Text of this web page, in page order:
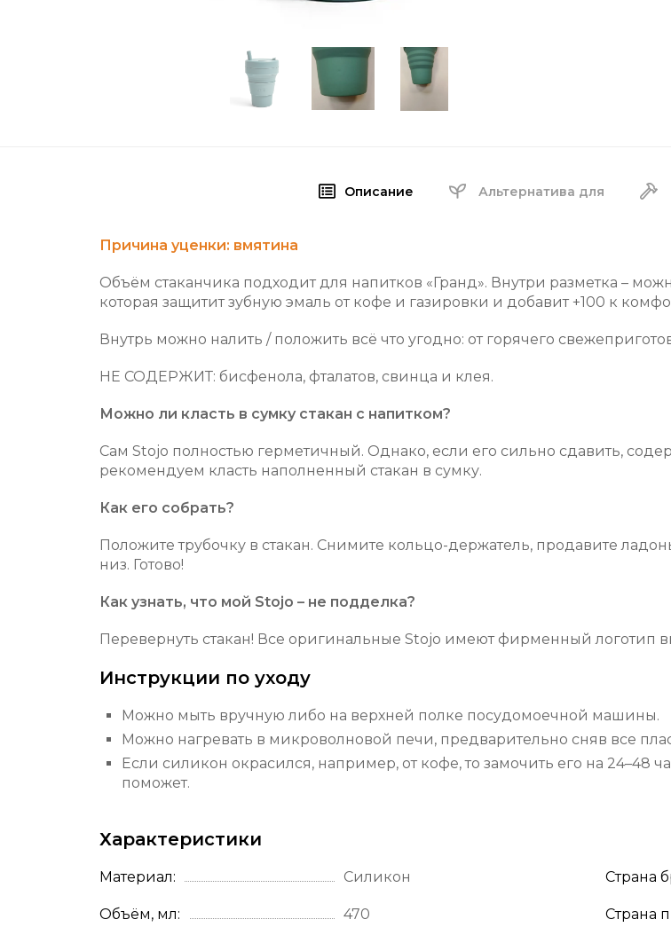
Описание Альтернатива для
Причина уценки: вмятина
Объём стаканчика подходит для напитков «Гранд». Внутри разметка –
которая защитит зубную эмаль от кофе и газировки и добавит +100 к
Внутрь можно налить / положить всё что угодно: от горячего
НЕ СОДЕРЖИТ: бисфенола, фталатов, свинца и клея.
Можно ли класть в сумку стакан с напитком?
Сам Stojo полностью герметичный. Однако, если его сильно сдавить,
рекомендуем класть наполненный стакан в сумку.
Как его собрать?
Положите трубочку в стакан. Снимите кольцо-держатель, продавите
низ. Готово!
Как узнать, что мой Stojo – не подделка?
Перевернуть стакан! Все оригинальные Stojo имеют фирменный логотип
Инструкции по уходу
Можно мыть вручную либо на верхней полке посудомоечной машины.
Можно нагревать в микроволновой печи, предварительно сняв все
Если силикон окрасился, например, от кофе, то замочить его на 24–48
поможет.
Характеристики
Материал Силикон
Объём, мл 470
Страна
Страна